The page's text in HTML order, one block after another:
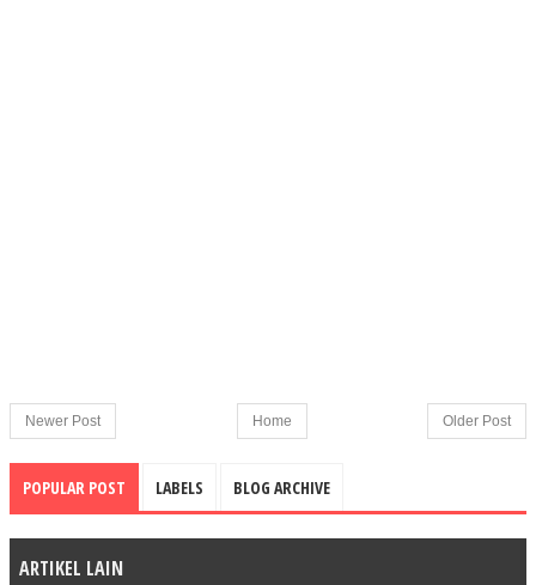
Newer Post Older Post
Home
POPULAR POST LABELS BLOG ARCHIVE
ARTIKEL LAIN